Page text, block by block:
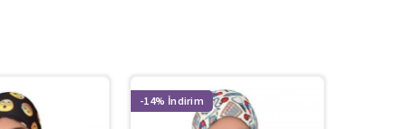
-14%